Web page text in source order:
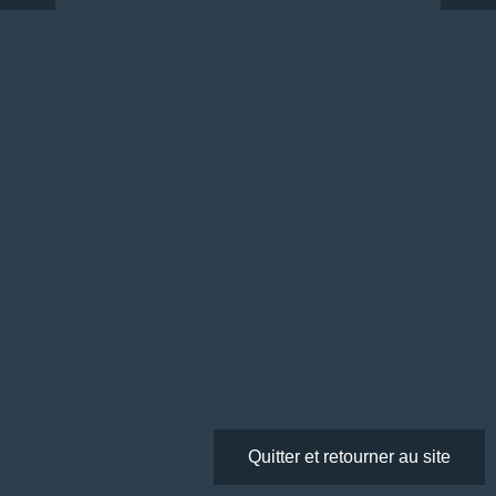
Quitter et retourner au site